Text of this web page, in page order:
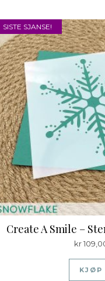
SISTE SJANSE!
Create A Smile –
kr
KJØP